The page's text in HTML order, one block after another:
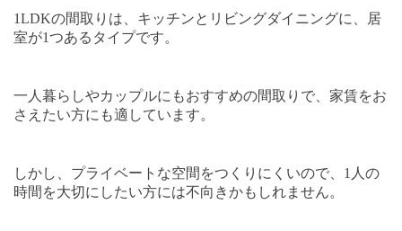
1LDKの間取りは、キッチンとリビングダイニングに、居
室が1つあるタイプです。
一人暮らしやカップルにもおすすめの間取りで、家賃をお
さえたい方にも適しています。
しかし、プライベートな空間をつくりにくいので、 1 人の
時間を大切にしたい方には不向きかもしれません。